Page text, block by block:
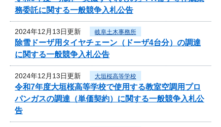
務委託に関する一般競争入札公告
2024年12月13日更新 岐阜土木事務所
除雪ドーザ用タイヤチェーン（ドーザ4台分）の調達
に関する一般競争入札公告
2024年12月13日更新 大垣桜高等学校
令和7年度大垣桜高等学校で使用する教室空調用プロ
パンガスの調達（単価契約）に関する一般競争入札公
告